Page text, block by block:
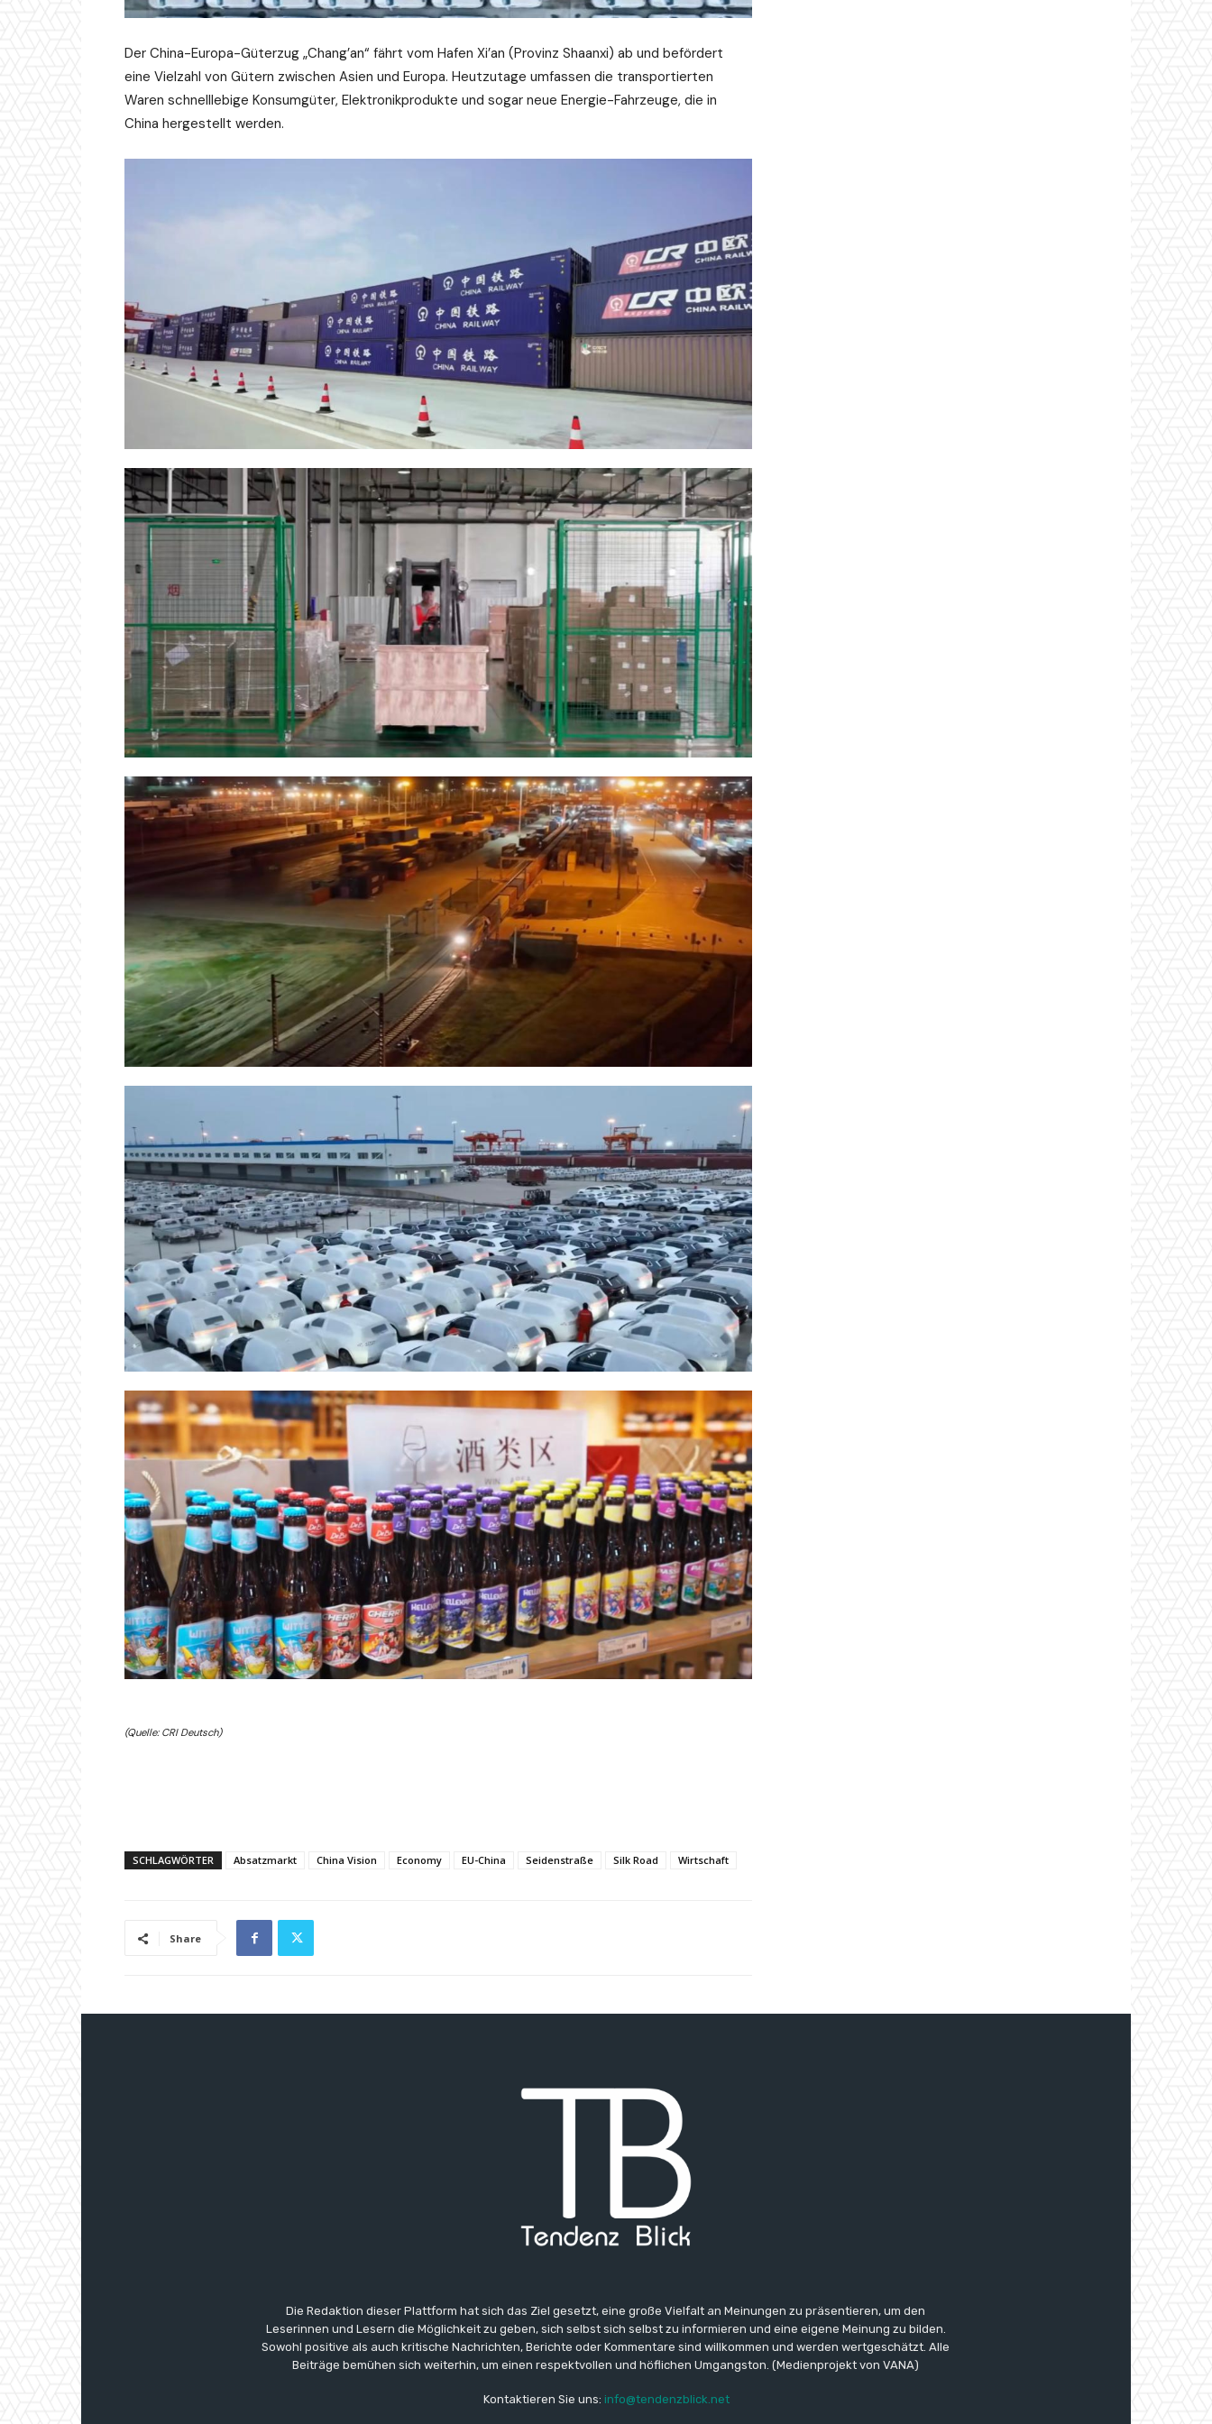
Der China-Europa-Güterzug „Chang’an“ fährt vom Hafen Xi’an (Provinz Shaanxi) ab und befördert
eine Vielzahl von Gütern zwischen Asien und Europa. Heutzutage umfassen die transportierten
Waren schnelllebige Konsumgüter, Elektronikprodukte und sogar neue Energie-Fahrzeuge, die in
China hergestellt werden.
(Quelle: CRI Deutsch)
SCHLAGWÖRTER Absatzmarkt China Vision Economy EU-China Seidenstraße Silk Road Wirtschaft
Share
Die Redaktion dieser Plattform hat sich das Ziel gesetzt, eine große Vielfalt an Meinungen zu präsentieren, um den
Leserinnen und Lesern die Möglichkeit zu geben, sich selbst sich selbst zu informieren und eine eigene Meinung zu bilden.
Sowohl positive als auch kritische Nachrichten, Berichte oder Kommentare sind willkommen und werden wertgeschätzt. Alle
Beiträge bemühen sich weiterhin, um einen respektvollen und höflichen Umgangston. (Medienprojekt von VANA)
Kontaktieren Sie uns: info@tendenzblick.net